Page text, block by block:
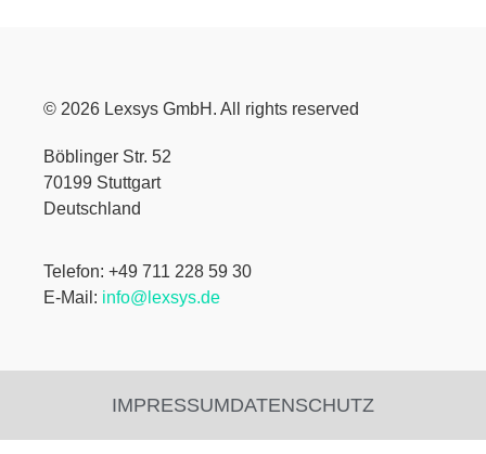
© 2026 Lexsys GmbH. All rights reserved
Böblinger Str. 52
70199 Stuttgart
Deutschland
Telefon: +49 711 228 59 30
E-Mail: info@lexsys.de
IMPRESSUMDATENSCHUTZ